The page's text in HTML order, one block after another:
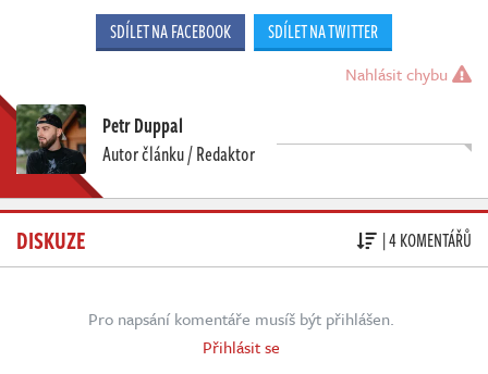
SDÍLET NA FACEBOOK SDÍLET NA TWITTER
Nahlásit chybu
Petr Duppal
Autor článku / Redaktor
DISKUZE | 4 KOMENTÁŘŮ
Pro napsání komentáře musíš být přihlášen.
Přihlásit se